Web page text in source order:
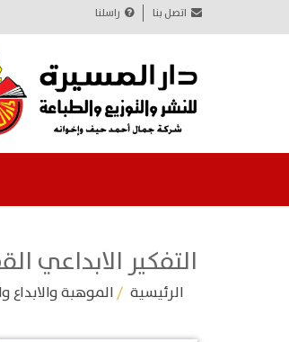
اتصل بنا راسلنا
التفكير الابداعي
الرئيسية /الموهبة والابداع